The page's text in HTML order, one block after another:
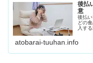
後払
意
後払
どの
入す
atobarai-tuuhan.info